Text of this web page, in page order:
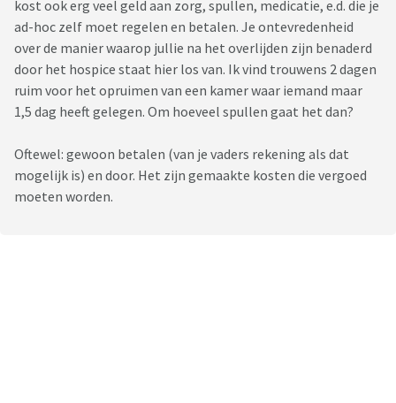
kost ook erg veel geld aan zorg, spullen, medicatie, e.d. die je
ad-hoc zelf moet regelen en betalen. Je ontevredenheid
over de manier waarop jullie na het overlijden zijn benaderd
door het hospice staat hier los van. Ik vind trouwens 2 dagen
ruim voor het opruimen van een kamer waar iemand maar
1,5 dag heeft gelegen. Om hoeveel spullen gaat het dan?
Oftewel: gewoon betalen (van je vaders rekening als dat
mogelijk is) en door. Het zijn gemaakte kosten die vergoed
moeten worden.